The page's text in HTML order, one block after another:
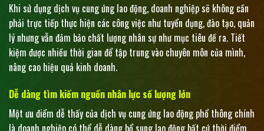
Khi sử dụng dịch vụ cung ứng lao động, doanh nghiệp sẽ không cần
phải trực tiếp thực hiện các công việc như tuyển dụng, đào tạo, quản
lý nhưng vẫn đảm bảo chất lượng nhân sự như mục tiêu đề ra. Tiết
kiệm được nhiều thời gian để tập trung vào chuyên môn của mình,
nâng cao hiệu quả kinh doanh.
Dễ dàng tìm kiếm nguồn nhân lực số lượng lớn
Một ưu điểm dễ thấy của dịch vụ cung ứng lao động phổ thông chính
là doanh nghiệp có thể dễ dàng bổ sung lao động bất cứ thời điểm